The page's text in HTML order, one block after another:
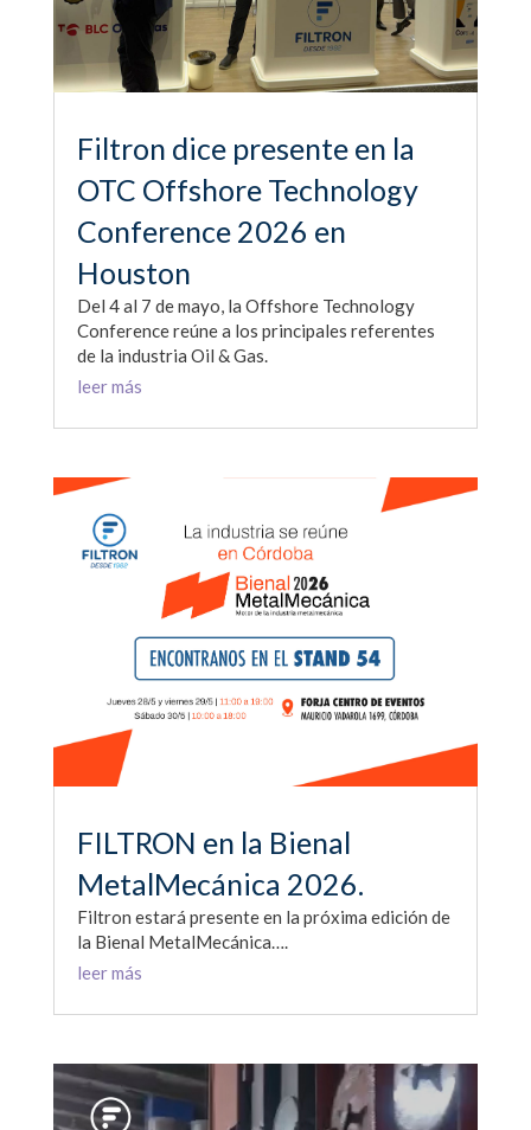
Filtron dice presente en la
OTC Offshore Technology
Conference 2026 en
Houston
Del 4 al 7 de mayo, la Offshore Technology
Conference reúne a los principales referentes
de la industria Oil & Gas.
leer más
FILTRON en la Bienal
MetalMecánica 2026.
Filtron estará presente en la próxima edición de
la Bienal MetalMecánica….
leer más